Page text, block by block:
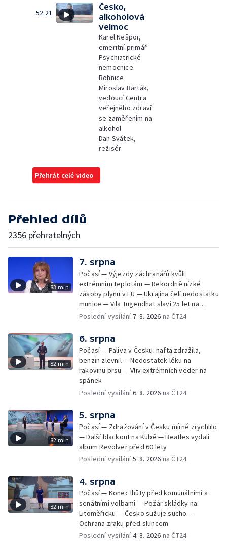
52:21
Česko,
alkoholová
velmoc
Karel Nešpor,
emeritní primář
Psychiatrické
nemocnice
Bohnice
Miroslav Barták,
vedoucí Centra
veřejného zdraví
se zaměřením na
alkohol
Dan Svátek,
režisér
Přehrát celé video
Přehled dílů
2356 přehratelných
83 min
7. srpna
Počasí — Výjezdy záchranářů kvůli
extrémním teplotám — Rekordně nízké
zásoby plynu v EU — Ukrajina čelí nedostatku
munice — Vila Tugendhat slaví 25 let na
seznamu UNESCO
Poslední vysílání 7. 8. 2026 na ČT24
82 min
6. srpna
Počasí — Paliva v Česku: nafta zdražila,
benzin zlevnil — Nedostatek léku na
rakovinu prsu — Vliv extrémních veder na
spánek
Poslední vysílání6. 8. 2026 na ČT24
82 min
5. srpna
Počasí — Zdražování v Česku mírně zrychlilo
— Další blackout na Kubě — Beatles vydali
album Revolver před 60 lety
Poslední vysílání5. 8. 2026 na ČT24
82 min
4. srpna
Počasí — Konec lhůty před komunálními a
senátními volbami — Požár skládky na
Litoměřicku — Česko sužuje sucho —
Ochrana zraku před sluncem
Poslední vysílání4. 8. 2026 na ČT24